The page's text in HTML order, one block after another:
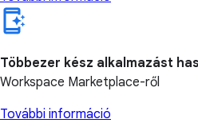
Többezer kész alkalmazást
Workspace Marketplace-ről
További információ